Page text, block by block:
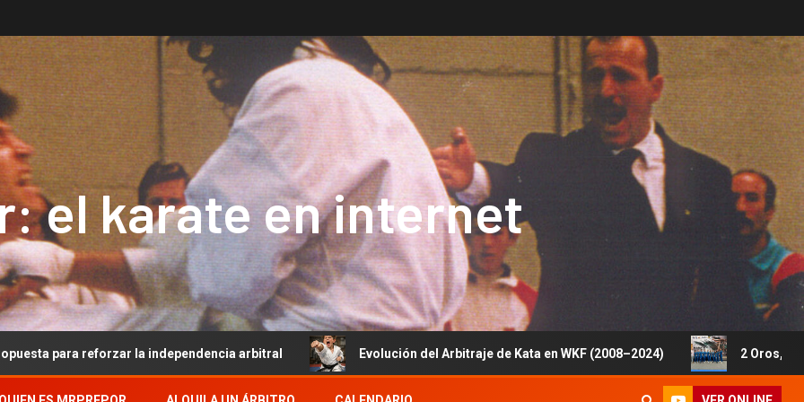
el karate en internet
la independencia arbitral Evolución del Arbitraje de Kata en WKF (2008–2024) 2 Oros, 1 Plata y 5